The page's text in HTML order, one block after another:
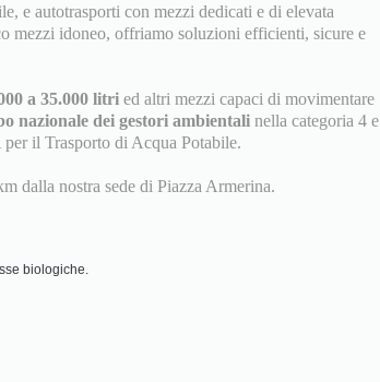
e autotrasporti con mezzi dedicati e di elevata
mezzi idoneo, offriamo soluzioni efficienti, sicure e
a 35.000 litri ed altri mezzi capaci di movimentare
nazionale dei gestori ambientali nella categoria 4 e
il Trasporto di Acqua Potabile.
dalla nostra sede di Piazza Armerina.
biologiche.